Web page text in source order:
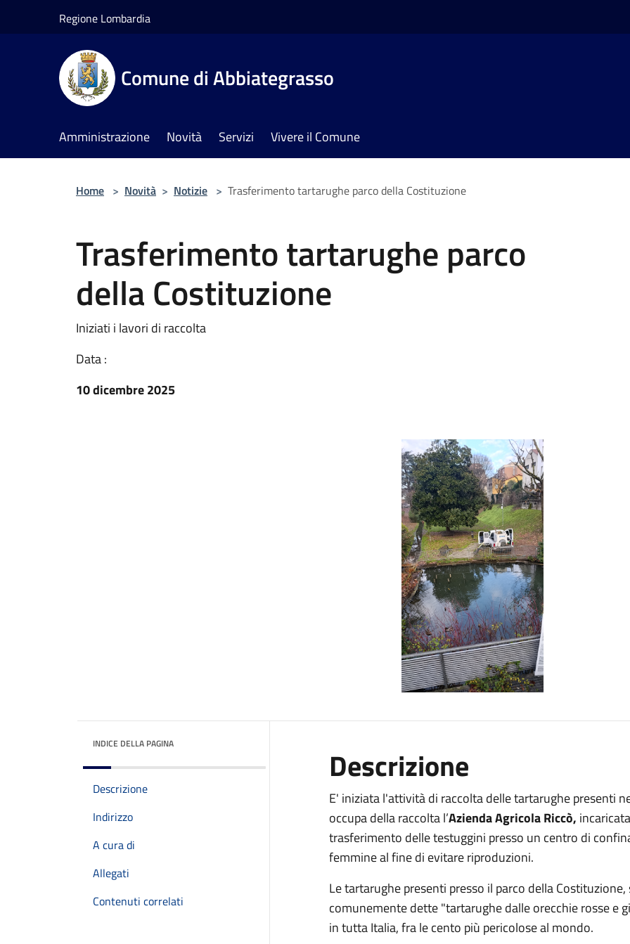
Regione Lombardia
Comune di Abbiategrasso
Amministrazione Novità Servizi Vivere il Comune
Home > Novità > Notizie > Trasferimento tartarughe parco della Costituzione
Trasferimento tartarughe parco
della Costituzione
Iniziati i lavori di raccolta
Data :
10 dicembre 2025
INDICE DELLA PAGINA
Descrizione
Indirizzo
A cura di
Allegati
Contenuti correlati
Descrizione
E' iniziata l'attività di raccolta delle tartarughe presenti
occupa della raccolta l’Azienda Agricola Riccò,
trasferimento delle testuggini presso un centro di
femmine al fine di evitare riproduzioni.
Le tartarughe presenti presso il parco della
comunemente dette "tartarughe dalle orecchie rosse e
in tutta Italia, fra le cento più pericolose al mondo.